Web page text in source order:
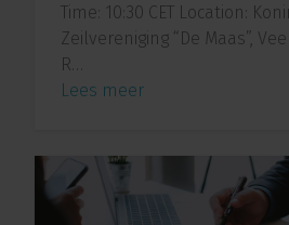
Time: 10:30 CET Location:
Zeilvereniging “De Maas”,
R…
Lees meer